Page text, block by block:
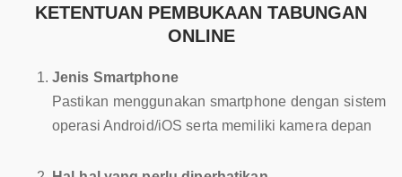
KETENTUAN PEMBUKAAN TABUNGAN
ONLINE
Jenis Smartphone
Pastikan menggunakan smartphone dengan sistem
operasi Android/iOS serta memiliki kamera depan